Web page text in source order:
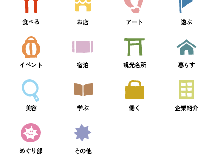
食べる お店 アート 遊ぶ
イベント 宿泊 観光名所 暮らす
美容 学ぶ 働く 企業紹介
めぐり部 その他